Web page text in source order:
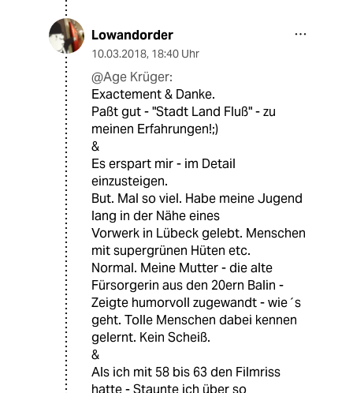
Lowandorder
10.03.2018, 18:40 Uhr
@Age Krüger:
Exactement & Danke.
Paßt gut - "Stadt Land Fluß" - zu
meinen Erfahrungen!;)
&
Es erspart mir - im Detail
einzusteigen.
But. Mal so viel. Habe meine Jugend
lang in der Nähe eines
Vorwerk in Lübeck gelebt. Menschen
mit supergrünen Hüten etc.
Normal. Meine Mutter - die alte
Fürsorgerin aus den 20ern Balin -
Zeigte humorvoll zugewandt - wie´s
geht. Tolle Menschen dabei kennen
gelernt. Kein Scheiß.
&
Als ich mit 58 bis 63 den Filmriss
hatte - Staunte ich über so